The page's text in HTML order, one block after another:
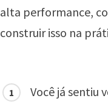
alta performance,
construir isso na
Você já sentiu